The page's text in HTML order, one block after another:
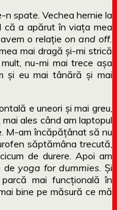
spate. Vechea hernie la
că a apărut în viața mea
o relațieon and off.
mai dragă și-mi strică
nu-mi mai trece așa
și eu mai tânără și mai
e uneori și mai greu,
ales când am laptopul
M-am încăpățânat să nu
săptămâna trecută,
de durere. Apoi am
deyoga for dummies . Și
mai funcțională în
bine pe măsură ce mă